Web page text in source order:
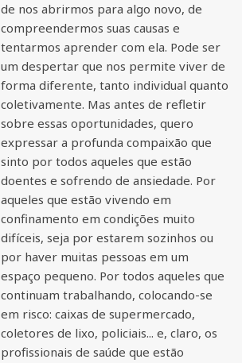
de nos abrirmos para algo novo, de
compreendermos suas causas e
tentarmos aprender com ela. Pode ser
um despertar que nos permite viver de
forma diferente, tanto individual quanto
coletivamente. Mas antes de refletir
sobre essas oportunidades, quero
expressar a profunda compaixão que
sinto por todos aqueles que estão
doentes e sofrendo de ansiedade. Por
aqueles que estão vivendo em
confinamento em condições muito
difíceis, seja por estarem sozinhos ou
por haver muitas pessoas em um
espaço pequeno. Por todos aqueles que
continuam trabalhando, colocando-se
em risco: caixas de supermercado,
coletores de lixo, policiais... e, claro, os
profissionais de saúde que estão